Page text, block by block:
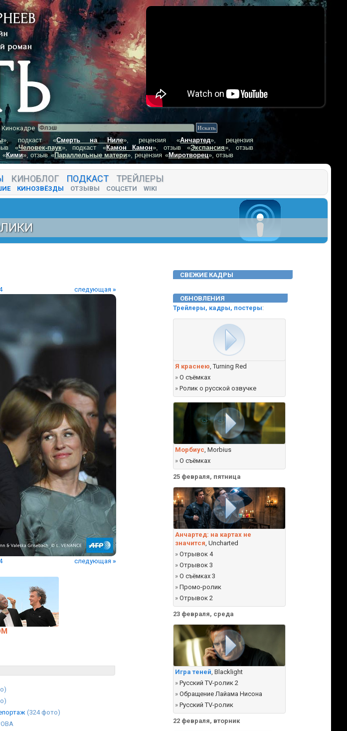
Кинокадре
», подкаст «Смерть на Ниле», рецензия «Анчартед», рецензия
«Человек-паук», подкаст «Камон Камон», отзыв «Экспансия», отзыв
«Кими», отзыв «Параллельные матери», рецензия «Миротворец», отзыв
КИНОБЛОГ ПОДКАСТ ТРЕЙЛЕРЫ
КИНОЗВЁЗДЫ ОТЗЫВЫ СОЦСЕТИ WIKI
следующая »
следующая »
(324 фото)
СВЕЖИЕ КАДРЫ
ОБНОВЛЕНИЯ
Трейлеры, кадры, постеры:
Я краснею, Turning Red
» О съёмках
» Ролик о русской озвучке
Морбиус, Morbius
» О съёмках
25 февраля, пятница
Анчартед: на картах не
значится, Uncharted
» Отрывок 4
» Отрывок 3
» О съёмках 3
» Промо-ролик
» Отрывок 2
23 февраля, среда
Игра теней, Blacklight
» Русский TV-ролик 2
» Обращение Лайама Нисона
» Русский TV-ролик
22 февраля, вторник